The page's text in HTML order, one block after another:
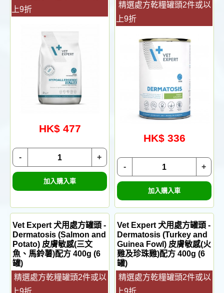
上9折
HK$ 477
+
-
加入購入車
精選處方乾糧罐頭2件或以
上9折
HK$ 336
+
-
加入購入車
Vet Expert 犬用處方罐頭 -
Dermatosis (Salmon and
Potato) 皮膚敏感(三文
魚、馬鈴薯)配方 400g (6
罐)
精選處方乾糧罐頭2件或以
上9折
Vet Expert 犬用處方罐頭 -
Dermatosis (Turkey and
Guinea Fowl) 皮膚敏感(火
雞及珍珠雞)配方 400g (6
罐)
精選處方乾糧罐頭2件或以
上9折